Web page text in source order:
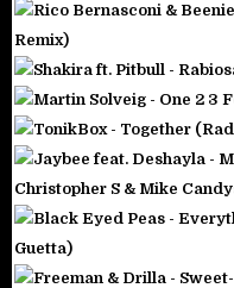
Rico Bernasconi &
Remix)
Shakira ft. Pitbull -
Martin Solveig - One 2 3
TonikBox - Together
Jaybee feat. Deshayla -
Christopher S & Mike
Black Eyed Peas -
Guetta)
Freeman & Drilla -